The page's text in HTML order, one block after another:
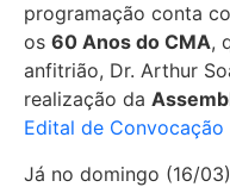
programação conta
os 60 Anos do CMA,
anfitrião, Dr. Arthur
realização da
Edital de
Já no domingo (16/